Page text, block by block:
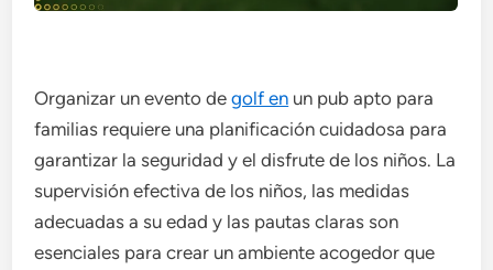
Organizar un evento degolf en un pub apto para
familias requiere una planificación cuidadosa para
garantizar la seguridad y el disfrute de los niños. La
supervisión efectiva de los niños, las medidas
adecuadas a su edad y las pautas claras son
esenciales para crear un ambiente acogedor que